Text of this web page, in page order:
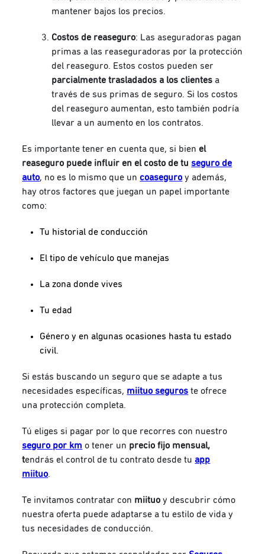
mantener bajos los precios.
Costos de reaseguro: Las aseguradoras pagan
primas a las reaseguradoras por la protección
del reaseguro. Estos costos pueden ser
parcialmente trasladados a los clientes a
través de sus primas de seguro. Si los costos
del reaseguro aumentan, esto también podría
llevar a un aumento en los contratos.
Es importante tener en cuenta que, si bienel
reaseguro puede influir en el costo de tuseguro de
auto, no es lo mismo que uncoaseguro y además,
hay otros factores que juegan un papel importante
como:
Tu historial de conducción
El tipo de vehículo que manejas
La zona donde vives
Tu edad
Género y en algunas ocasiones hasta tu estado
civil.
Si estás buscando un seguro que se adapte a tus
necesidades específicas, miituo seguros te ofrece
una protección completa.
Tú eliges si pagar por lo que recorres con nuestro
seguro por km o tener un precio fijo mensual,
tendrás el control de tu contrato desde tu app
miituo.
Te invitamos contratar con miituoy descubrir cómo
nuestra oferta puede adaptarse a tu estilo de vida y
tus necesidades de conducción.